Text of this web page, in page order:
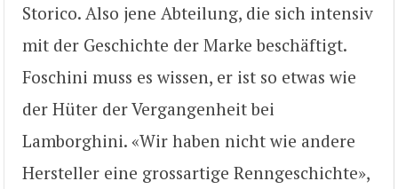
Storico. Also jene Abteilung, die sich intensiv
mit der Geschichte der Marke beschäftigt.
Foschini muss es wissen, er ist so etwas wie
der Hüter der Vergangenheit bei
Lamborghini. «Wir haben nicht wie andere
Hersteller eine grossartige Renngeschichte»,